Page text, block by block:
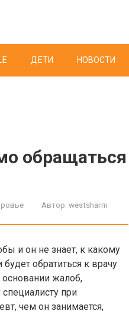
ДЕТИ НОВОСТИ
обращаться
Автор: westsharm
и он не знает, к какому
обратиться к врачу
основании жалоб,
при
чем он занимается,